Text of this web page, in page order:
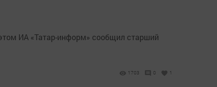
ИА «Татар-информ» сообщил старший
1703 0 1